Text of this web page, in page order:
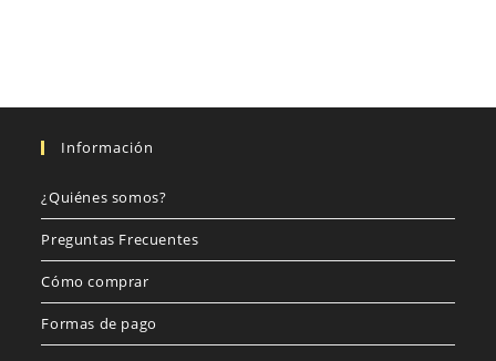
Información
¿Quiénes somos?
Preguntas Frecuentes
Cómo comprar
Formas de pago